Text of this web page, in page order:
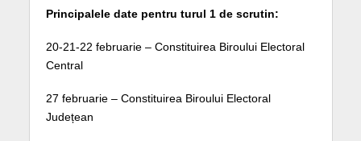
Principalele date pentru turul 1 de scrutin:
20-21-22 februarie – Constituirea Biroului Electoral
Central
27 februarie – Constituirea Biroului Electoral
Județean